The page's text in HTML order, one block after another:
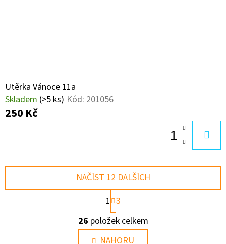
Utěrka Vánoce 11a
Skladem (>5 ks) Kód: 201056
250 Kč
O
V
NAČÍST 12 DALŠÍCH
S
T
R
Á
N
K
1 3
26 položek celkem
NAHORU